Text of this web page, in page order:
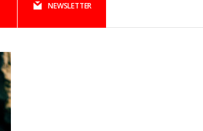
NEWSLETTER